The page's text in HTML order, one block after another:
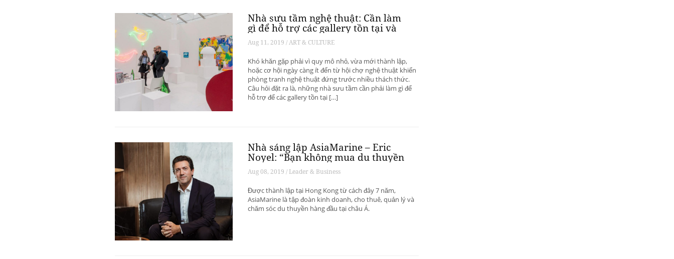
Nhà sưu tầm nghệ thuật: Cần làm
gì để hỗ trợ các gallery tồn tại và
phát triển? – Phần 1
Aug 11, 2019 / ART & CULTURE
Khó khăn gặp phải vì quy mô nhỏ, vừa mới thành lập,
hoặc cơ hội ngày càng ít đến từ hội chợ nghệ thuật khiến
phòng tranh nghệ thuật đứng trước nhiều thách thức.
Câu hỏi đặt ra là, những nhà sưu tầm cần phải làm gì để
hỗ trợ để các gallery tồn tại […]
Nhà sáng lập AsiaMarine – Eric
Noyel: “Bạn không mua du thuyền
để đầu tư sinh lời”
Aug 08, 2019 / Leader & Business
Được thành lập tại Hong Kong từ cách đây 7 năm,
AsiaMarine là tập đoàn kinh doanh, cho thuê, quản lý và
chăm sóc du thuyền hàng đầu tại châu Á.